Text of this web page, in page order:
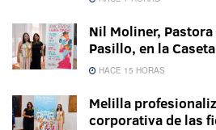
Nil Moliner,
Pasillo, en la
HACE 15 HORAS
Melilla
corporativa de las